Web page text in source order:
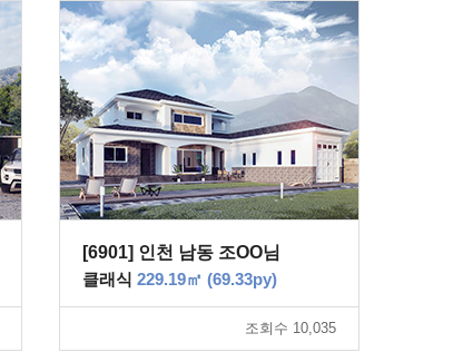
[6901] 인천 남동 조OO님
클래식 229.19㎡ (69.33py)
조회수 10,035